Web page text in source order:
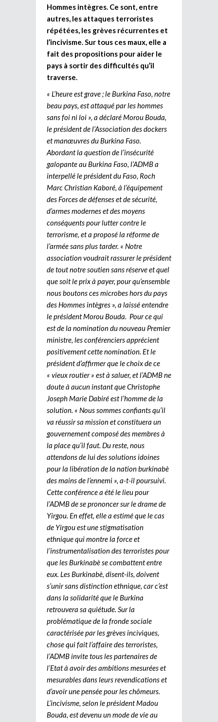
Hommes intègres. Ce sont, entre
autres, les attaques terroristes
répétées, les grèves récurrentes et
l’incivisme. Sur tous ces maux, elle a
fait des propositions pour aider le
pays à sortir des difficultés qu’il
traverse.
« L’heure est grave ; le Burkina Faso, notre
beau pays, est attaqué par les hommes
sans foi ni loi », a déclaré Morou Bouda,
le président de l’Association des dockers
et manœuvres du Burkina Faso.
Abordant la question de l’insécurité
galopante au Burkina Faso, l’ADMB a
interpellé le président du Faso, Roch
Marc Christian Kaboré, à l’équipement
des Forces de défenses et de sécurité,
d’armes modernes et des moyens
conséquents pour lutter contre le
terrorisme, et a proposé la réforme de
l’armée sans plus tarder. « Notre
association voudrait rassurer le président
de tout notre soutien sans réserve et quel
que soit le prix à payer, pour qu’ensemble
nous boutons ces microbes hors du pays
des Hommes intègres », a laissé entendre
le président Morou Bouda. Pour ce qui
est de la nomination du nouveau Premier
ministre, les conférenciers apprécient
positivement cette nomination. Et le
président d’affirmer que le choix de ce
« vieux routier » est à saluer, et l’ADMB ne
doute à aucun instant que Christophe
Joseph Marie Dabiré est l’homme de la
solution. « Nous sommes confiants qu’il
va réussir sa mission et constituera un
gouvernement composé des membres à
la place qu’il faut. Du reste, nous
attendons de lui des solutions idoines
pour la libération de la nation burkinabè
des mains de l’ennemi », a-t-il poursuivi.
Cette conférence a été le lieu pour
l’ADMB de se prononcer sur le drame de
Yirgou. En effet, elle a estimé que le cas
de Yirgou est une stigmatisation
ethnique qui montre la force et
l’instrumentalisation des terroristes pour
que les Burkinabè se combattent entre
eux. Les Burkinabè, disent-ils, doivent
s’unir sans distinction ethnique, car c’est
dans la solidarité que le Burkina
retrouvera sa quiétude. Sur la
problématique de la fronde sociale
caractérisée par les grèves inciviques,
chose qui fait l’affaire des terroristes,
l’ADMB invite tous les partenaires de
l’Etat à avoir des ambitions mesurées et
mesurables dans leurs revendications et
d’avoir une pensée pour les chômeurs.
L’incivisme, selon le président Madou
Bouda, est devenu un mode de vie au